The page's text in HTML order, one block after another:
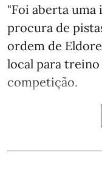
"Foi aberta uma
procura de
ordem de
local para
competição.